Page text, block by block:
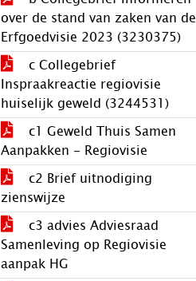
over de stand van zaken van de
Erfgoedvisie 2023 (3230375)
c Collegebrief
Inspraakreactie regiovisie
huiselijk geweld (3244531)
c1 Geweld Thuis Samen
Aanpakken - Regiovisie
c2 Brief uitnodiging
zienswijze
c3 advies Adviesraad
Samenleving op Regiovisie
aanpak HG